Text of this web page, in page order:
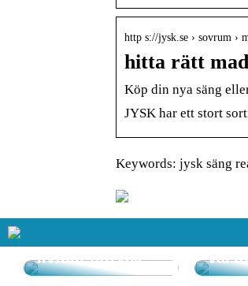
http s://jysk.se › sovrum ›
hitta rätt
Köp din nya säng
JYSK har ett stort
Keywords: jysk säng
livfullt uttryck
val